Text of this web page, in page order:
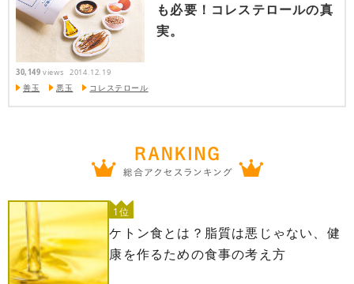
も必要！コレステロールの真
実。
30,149 views 2014.12.19
善玉 悪玉 コレステロール
1位
ケトン食とは？脂質は悪じゃない、健
康を作るための食事の考え方